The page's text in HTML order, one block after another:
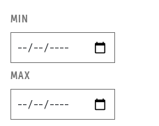
MIN
MAX